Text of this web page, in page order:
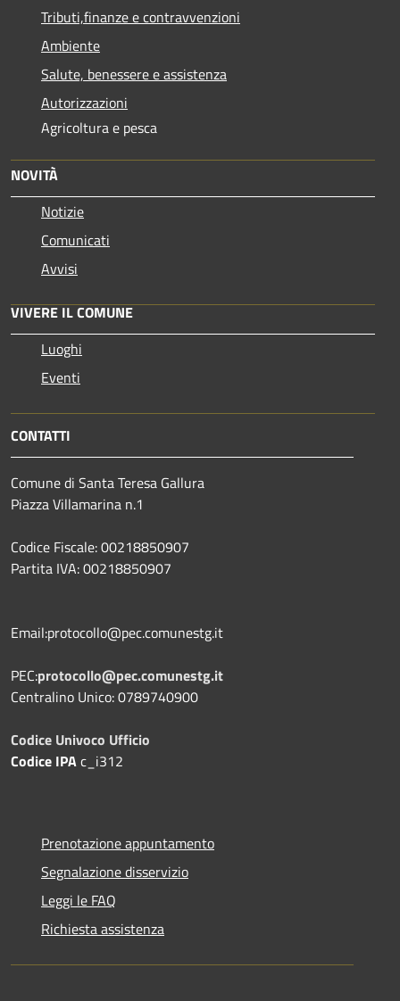
Tributi,finanze e contravvenzioni
Ambiente
Salute, benessere e assistenza
Autorizzazioni
Agricoltura e pesca
NOVITÀ
Notizie
Comunicati
Avvisi
VIVERE IL COMUNE
Luoghi
Eventi
CONTATTI
Comune di Santa Teresa Gallura
Piazza Villamarina n.1
Codice Fiscale: 00218850907
Partita IVA: 00218850907
Email:protocollo@pec.comunestg.it
PEC:protocollo@pec.comunestg.it
Centralino Unico: 0789740900
Codice Univoco Ufficio
Codice IPAc_i312
Prenotazione appuntamento
Segnalazione disservizio
Leggi le FAQ
Richiesta assistenza